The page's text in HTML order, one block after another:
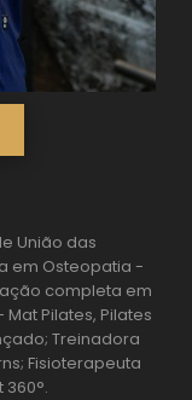
União das
em Osteopatia -
completa em
Pilates, Pilates
Treinadora
Fisioterapeuta